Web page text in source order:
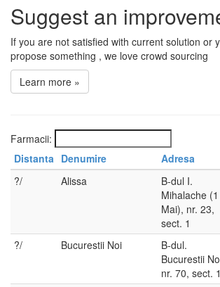
Suggest an
If you are not satisfied with current solution or
propose something , we love crowd sourcing
Learn more »
Farmacii:
Distanta Denumire Adresa
?/
Alissa
B-dul I.
Mihalache (1
Mai), nr. 23,
sect. 1
?/ Bucurestii Noi
B-dul.
Bucurestii
nr. 70, sect. 1